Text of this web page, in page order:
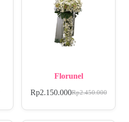
Florunel
Rp2.450.000
Rp2.150.000